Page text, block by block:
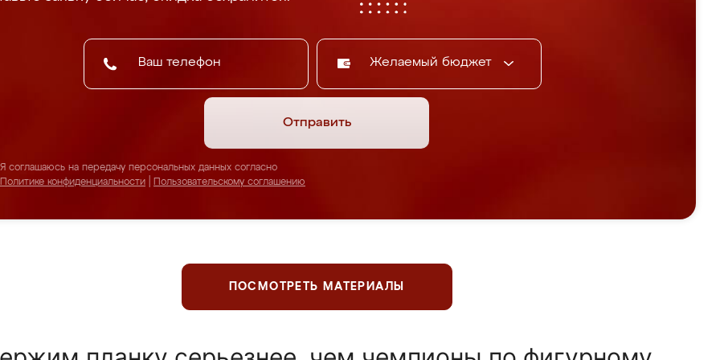
Желаемый бюджет
Отправить
Я соглашаюсь на передачу персональных данных согласно
Политике конфиденциальности
Пользовательскому соглашению
ПОСМОТРЕТЬ МАТЕРИАЛЫ